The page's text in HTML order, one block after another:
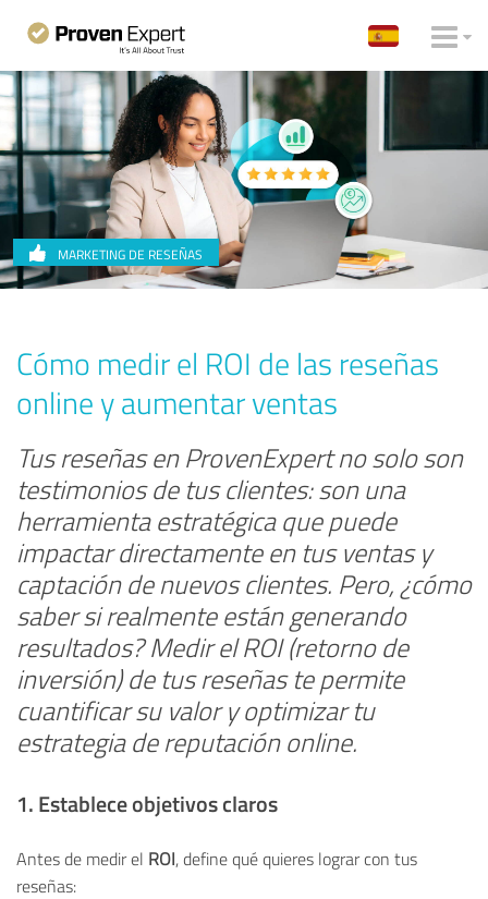
MARKETING DE RESEÑAS
Cómo medir el ROI de las reseñas
online y aumentar ventas
Tus reseñas en ProvenExpert no solo son
testimonios de tus clientes: sonuna
herramienta estratégicaque puede
impactar directamente en tus ventas y
captación de nuevos clientes. Pero, ¿cómo
saber si realmente están generando
resultados? Medir el ROI (retorno de
inversión) de tus reseñas te permite
cuantificar su valor y optimizar tu
estrategia de reputación online.
1. Establece objetivos claros
Antes de medir el ROI, define qué quieres lograr con tus
reseñas: